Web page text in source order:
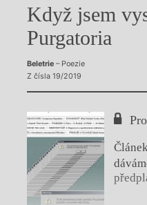
Když jsem
Purgatoria
Beletrie– Poezie
Z čísla 19/2019